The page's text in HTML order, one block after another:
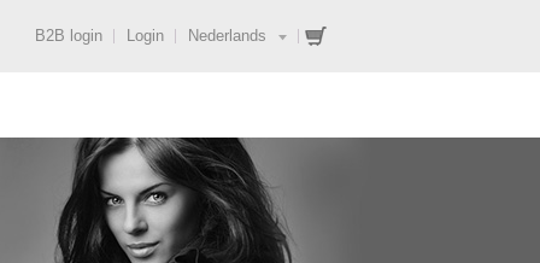
B2B login Login Nederlands